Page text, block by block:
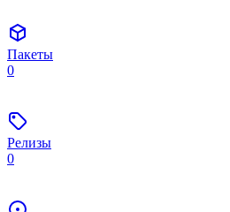
Пакеты
0
Релизы
0